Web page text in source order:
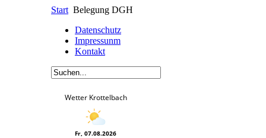
Start Belegung DGH
Datenschutz
Impressunm
Kontakt
Wetter Krottelbach
Fr, 07.08.2026